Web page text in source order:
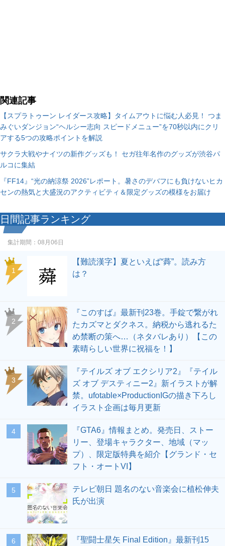
関連記事
【スプラトゥーン レイダース攻略】タイムアウトに悩む人必見！ つま
みぐいダンジョン“ヘルシー志向 スピードメニュー”を70秒以内にクリ
アする5つの攻略ポイントを解説
サクラ大戦やナイツの新作グッズも！ セガ往年名作のグッズが渋谷パ
ルコに集結
『FF14』“光の納涼祭 2026”レポート。暑さのデバフにも負けないヒカ
センの熱気と大盛況のアクティビティ＆限定グッズの模様をお届け
日間記事ランキング
集計期間： 08月06日
1
【難読漢字】夏といえば“蕣”。読み方
は？
2
『このすば』最新刊23巻。手錠で繋がれ
たカズマとダクネス。納税から逃れるた
め禁断の策へ…（ネタバレあり）【この
素晴らしい世界に祝福を！】
3
『テイルズ オブ エクシリア2』『テイル
ズ オブ デスティニー2』新イラストが解
禁。ufotable×ProductionIGの描き下ろし
イラスト企画は毎月更新
4
『GTA6』情報まとめ。発売日、ストー
リー、登場キャラクター、地域（マッ
プ）、限定版特典を紹介【グランド・セ
フト・オートVI】
5
テレビ朝日 題名のない音楽会に植松伸夫
氏が出演
6
『聖闘士星矢 Final Edition』最新刊15